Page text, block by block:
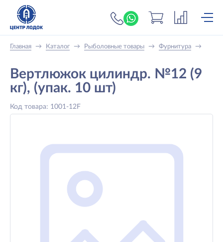
+7 (919) 698-56-
Главная → Каталог → Рыболовные товары → Фурнитура →
Вертлюжок цилиндр. №12 (9
кг), (упак. 10 шт)
Код товара: 1001-12F